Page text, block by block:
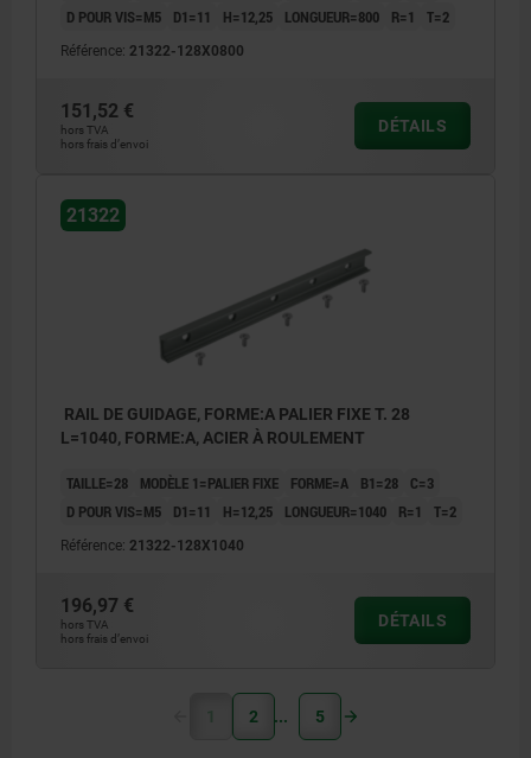
D POUR VIS=M5 D1=11 H=12,25 LONGUEUR=800 R=1 T=2
Référence: 21322-128X0800
151,52 €
hors TVA
hors frais d’envoi
DÉTAILS
21322
RAIL DE GUIDAGE, FORME:A PALIER FIXE T. 28
L=1040, FORME:A, ACIER À ROULEMENT
TAILLE=28 MODÈLE 1=PALIER FIXE FORME=A B1=28
C=3
D POUR VIS=M5
D1=11 H=12,25 LONGUEUR=1040 R=1 T=2
Référence: 21322-128X1040
196,97 €
hors TVA
hors frais d’envoi
DÉTAILS
1 2 5